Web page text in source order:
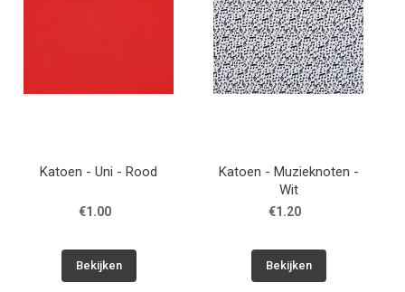
Katoen - Uni - Rood
€1.00
Bekijken
Katoen - Muzieknoten -
Wit
€1.20
Bekijken